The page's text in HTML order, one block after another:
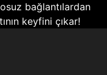
bağlantılardan
keyfini çıkar!